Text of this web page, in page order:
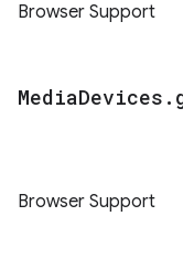
Browser Support
MediaDevices .
Browser Support